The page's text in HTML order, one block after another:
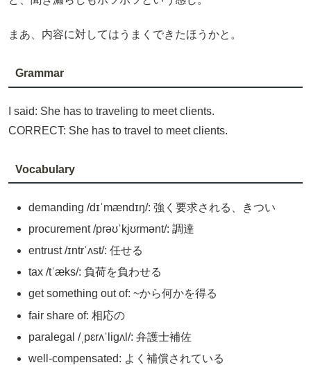
まあ、内容に対してはうまくできたほうかと。
Grammar
I said: She has to traveling to meet clients.
CORRECT: She has to travel to meet clients.
Vocabulary
demanding /dɪˈmændɪŋ/: 強く要求される、きつい
procurement /prəʊˈkjʊrmənt/: 調達
entrust /ɪntrˈʌst/: 任せる
tax /tˈæks/: 負荷を負わせる
get something out of: ~から何かを得る
fair share of: 相応の
paralegal /ˌpɛrʌˈligʌl/: 弁護士補佐
well-compensated: よく補償されている